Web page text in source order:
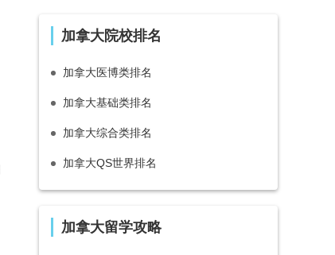
加拿大院校排名
加拿大医博类排名
加拿大基础类排名
加拿大综合类排名
加拿大QS世界排名
加拿大留学攻略